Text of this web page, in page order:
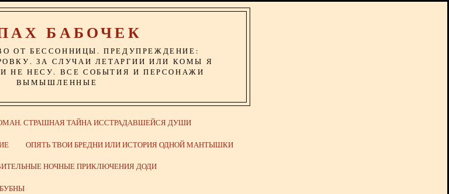
БАБОЧЕК
ОТ БЕССОННИЦЫ. ПРЕДУПРЕЖДЕНИЕ:
ЗА СЛУЧАИ ЛЕТАРГИИ ИЛИ КОМЫ Я
НЕ НЕСУ. ВСЕ СОБЫТИЯ И ПЕРСОНАЖИ
ВЫМЫШЛЕННЫЕ
РОМАН. СТРАШНАЯ ТАЙНА ИССТРАДАВШЕЙСЯ ДУШИ
ОПЯТЬ ТВОИ БРЕДНИ ИЛИ ИСТОРИЯ ОДНОЙ МАНТЫШКИ
НОЧНЫЕ ПРИКЛЮЧЕНИЯ ДОДИ